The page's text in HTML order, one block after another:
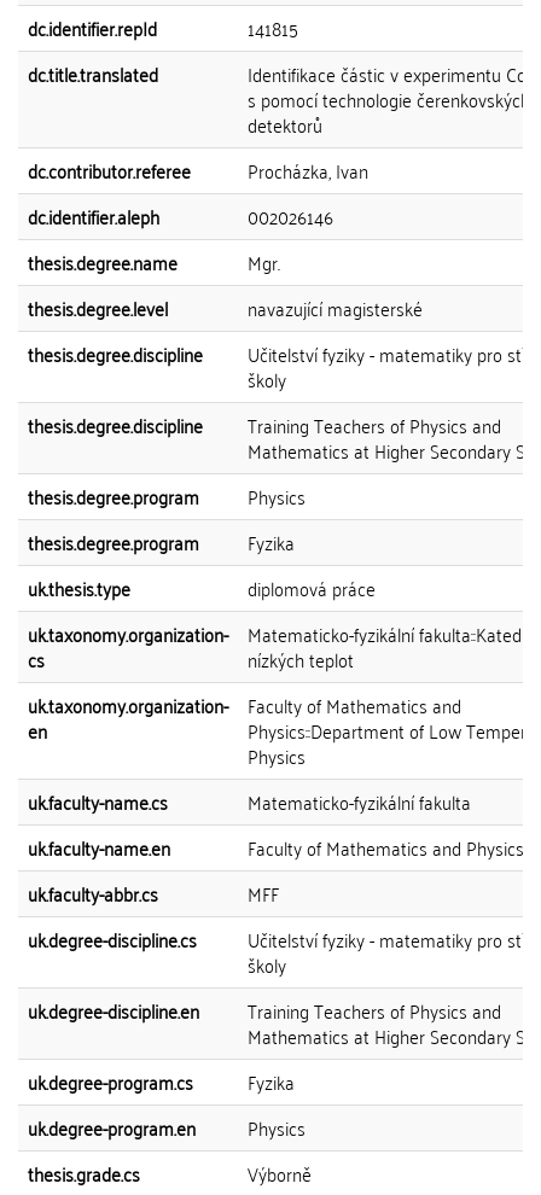
dc.identifier.repId
141815
dc.title.translated
Identifikace částic v experimentu
s pomocí technologie čerenkovských
detektorů
dc.contributor.referee
Procházka, Ivan
dc.identifier.aleph
002026146
thesis.degree.name
Mgr.
thesis.degree.level
navazující magisterské
thesis.degree.discipline
Učitelství fyziky - matematiky pro
školy
thesis.degree.discipline
Training Teachers of Physics and
Mathematics at Higher Secondary
thesis.degree.program
Physics
thesis.degree.program
Fyzika
uk.thesis.type
diplomová práce
uk.taxonomy.organization-
cs
Matematicko-fyzikální
nízkých teplot
uk.taxonomy.organization-
en
Faculty of Mathematics and
Physics::Department of Low
Physics
uk.faculty-name.cs
Matematicko-fyzikální fakulta
uk.faculty-name.en
Faculty of Mathematics and Physics
uk.faculty-abbr.cs
MFF
uk.degree-discipline.cs
Učitelství fyziky - matematiky pro
školy
uk.degree-discipline.en
Training Teachers of Physics and
Mathematics at Higher Secondary
uk.degree-program.cs
Fyzika
uk.degree-program.en
Physics
thesis.grade.cs
Výborně